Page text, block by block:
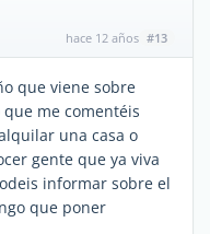
hace 12 años #13
que viene sobre
me comentéis
una casa o
gente que ya viva
informar sobre el
que poner